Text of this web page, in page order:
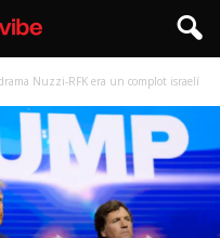
Nuzzi-RFK era un complot israelí